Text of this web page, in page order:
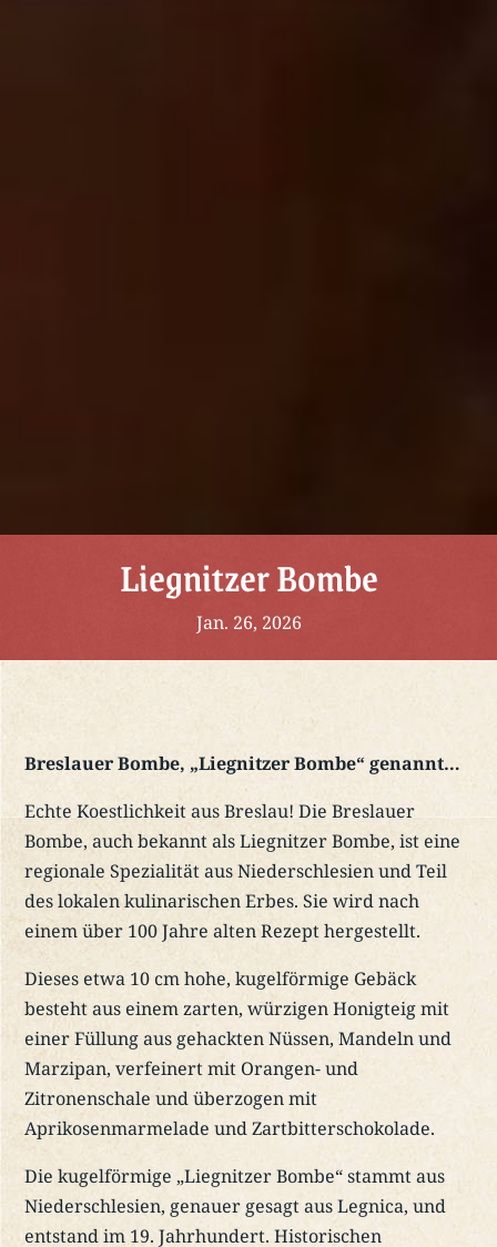
Liegnitzer Bombe
Jan. 26, 2026
Breslauer Bombe, „Liegnitzer Bombe“ genannt…
Echte Koestlichkeit aus Breslau! Die Breslauer
Bombe, auch bekannt als Liegnitzer Bombe, ist eine
regionale Spezialität aus Niederschlesien und Teil
des lokalen kulinarischen Erbes. Sie wird nach
einem über 100 Jahre alten Rezept hergestellt.
Dieses etwa 10 cm hohe, kugelförmige Gebäck
besteht aus einem zarten, würzigen Honigteig mit
einer Füllung aus gehackten Nüssen, Mandeln und
Marzipan, verfeinert mit Orangen- und
Zitronenschale und überzogen mit
Aprikosenmarmelade und Zartbitterschokolade.
Die kugelförmige „Liegnitzer Bombe“ stammt aus
Niederschlesien, genauer gesagt aus Legnica, und
entstand im 19. Jahrhundert. Historischen